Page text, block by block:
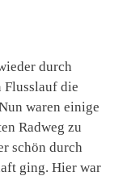
durch
Flusslauf die
waren einige
Radweg zu
schön durch
ging. Hier war